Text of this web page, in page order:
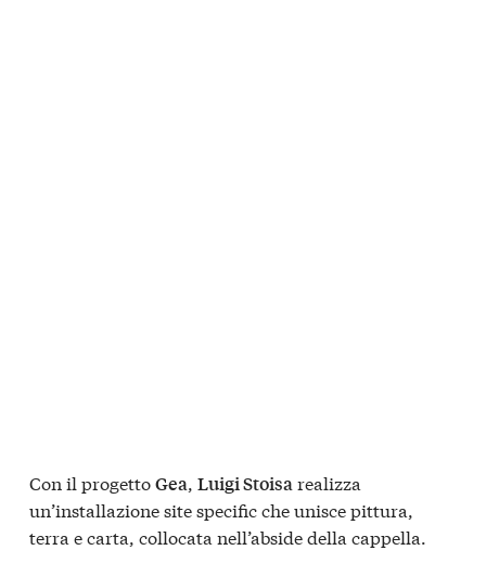
Con il progettoGea, Luigi Stoisarealizza
un’installazione site specific che unisce pittura,
terra e carta, collocata nell’abside della cappella.